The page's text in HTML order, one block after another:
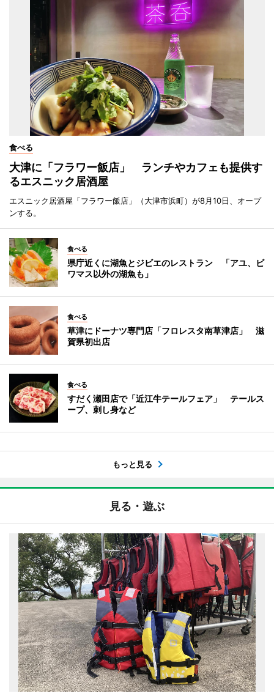
食べる
大津に「フラワー飯店」 ランチやカフェも提供す
るエスニック居酒屋
エスニック居酒屋「フラワー飯店」（大津市浜町）が8月10日、オープ
ンする。
食べる
県庁近くに湖魚とジビエのレストラン 「アユ、ビ
ワマス以外の湖魚も」
食べる
草津にドーナツ専門店「フロレスタ南草津店」 滋
賀県初出店
食べる
すだく瀬田店で「近江牛テールフェア」 テールス
ープ、刺し身など
もっと見る
見る・遊ぶ